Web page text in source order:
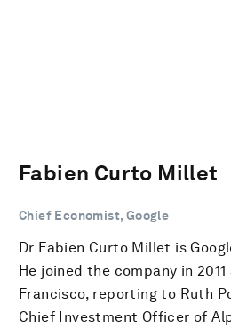
Fabien Curto Millet
Chief Economist, Google
Dr Fabien Curto Millet is
He joined the company in
Francisco, reporting to Ruth
Chief Investment Officer of